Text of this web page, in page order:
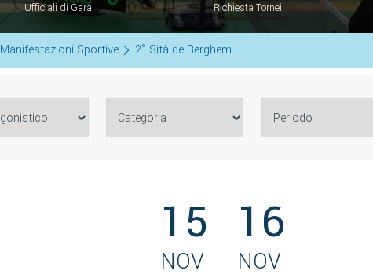
Ufficiali di Gara Richiesta Tornei
Manifestazioni Sportive 2° Sità de Berghem
15
NOV
16
NOV